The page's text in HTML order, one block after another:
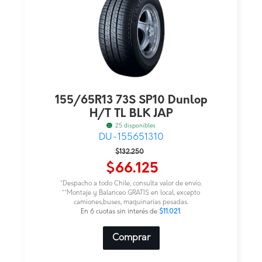
155/65R13 73S SP10 Dunlop
H/T TL BLK JAP
25 disponibles
DU-155651310
$132.250
original
$132.250.
$66.125
actual
$66.125.
*Despacho a todo Chile, consulta valor de envío.
**Montaje y Balanceo GRATIS en local, excepto
camiones,buses, maquinarias pesadas.
En 6 cuotas sin interés de $11.021 .
Comprar